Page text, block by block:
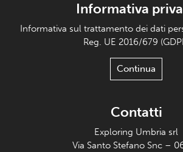
Informativa
Informativa sul trattamento dei dati
Reg. UE 2016/679
Continua
Contatti
Exploring Umbria srl
Via Santo Stefano Snc –